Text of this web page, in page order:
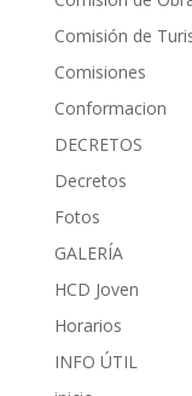
Comisión de
Comisiones
Conformacion
DECRETOS
Decretos
Fotos
GALERÍA
HCD Joven
Horarios
INFO ÚTIL